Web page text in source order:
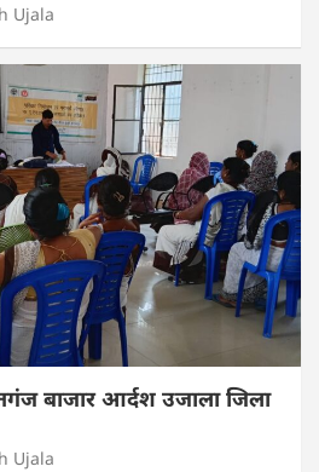
Ujala
बाजार आर्दश उजाला जिला
Ujala